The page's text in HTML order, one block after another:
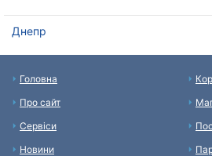
Днепр
Головна
Про сайт
Сервіси
Новини